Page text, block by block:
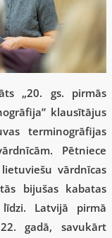
„20. gs. pirmās
klausītājus
terminogrāfijas
Pētniece
vārdnīcas
bijušas kabatas
Latvijā pirmā
gadā, savukārt